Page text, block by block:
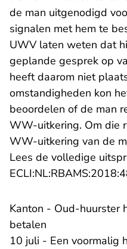
de man uitgenodigd
signalen met hem te
UWV laten weten dat
geplande gesprek op
heeft daarom niet
omstandigheden kon
beoordelen of de man
WW-uitkering. Om die
WW-uitkering van de
Lees de volledige
Kanton - Oud-huurster
betalen
10 juli - Een voormalig